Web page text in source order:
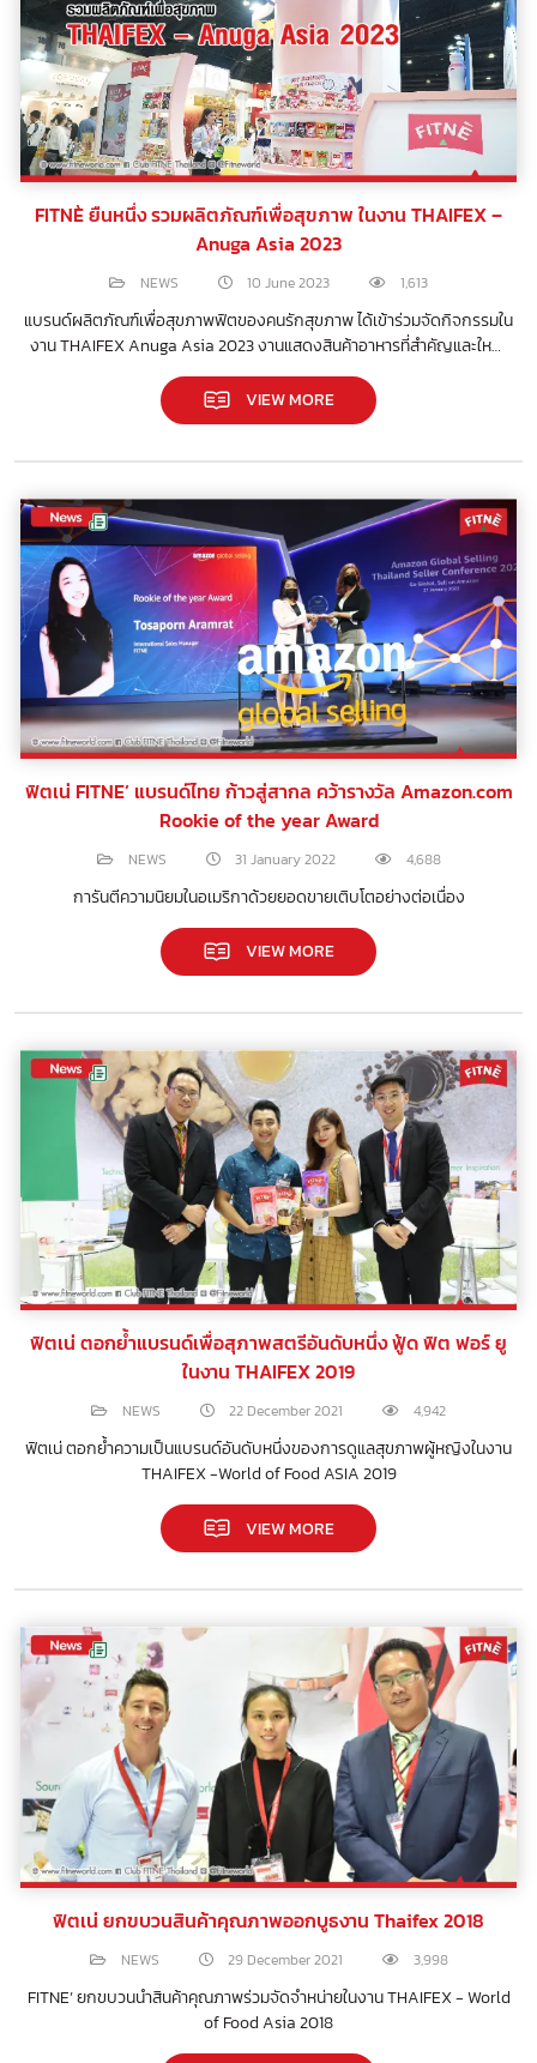
FITNÈ ยืนหนึ่ง รวมผลิตภัณฑ์เพื่อสุขภาพ ในงาน THAIFEX –
Anuga Asia 2023
NEWS 10 June 2023 1,613
แบรนด์ผลิตภัณฑ์เพื่อสุขภาพฟิตของคนรักสุขภาพ ได้เข้าร่วมจัดกิจกรรมใน
งาน THAIFEX Anuga Asia 2023 งานแสดงสินค้าอาหารที่สำคัญและใหญ่
ที่สุดในเอเซีย
VIEW MORE
ฟิตเน่ FITNE’ แบรนด์ไทย ก้าวสู่สากล คว้ารางวัล Amazon.com
Rookie of the year Award
NEWS 31 January 2022 4,688
การันตีความนิยมในอเมริกาด้วยยอดขายเติบโตอย่างต่อเนื่อง
VIEW MORE
ฟิตเน่ ตอกย้ำแบรนด์เพื่อสุภาพสตรีอันดับหนึ่ง ฟู้ด ฟิต ฟอร์ ยู
ในงาน THAIFEX 2019
NEWS 22 December 2021 4,942
ฟิตเน่ ตอกย้ำความเป็นแบรนด์อันดับหนึ่งของการดูแลสุขภาพผู้หญิงในงาน
THAIFEX -World of Food ASIA 2019
VIEW MORE
ฟิตเน่ ยกขบวนสินค้าคุณภาพออกบูธงาน Thaifex 2018
NEWS 29 December 2021 3,998
FITNE’ ยกขบวนนำสินค้าคุณภาพร่วมจัดจำหน่ายในงาน THAIFEX - World
of Food Asia 2018